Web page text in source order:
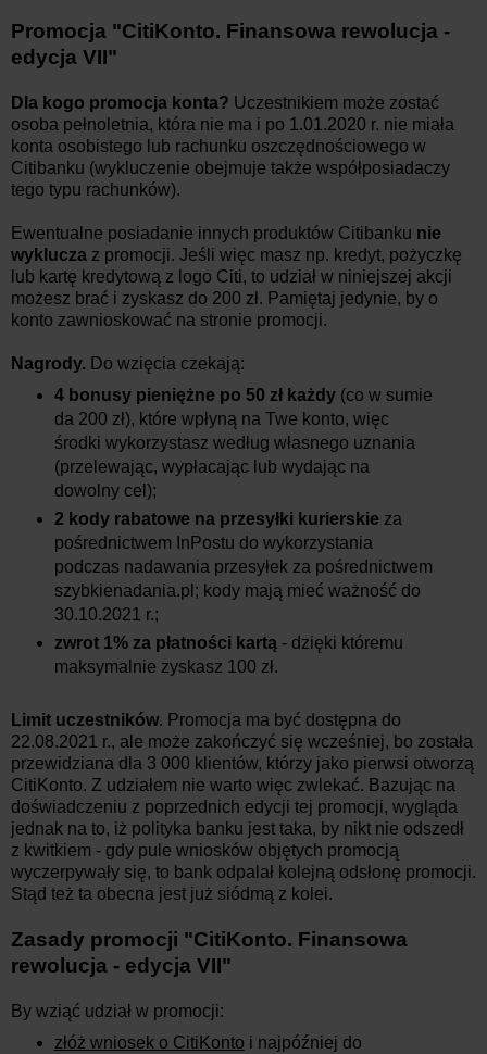
Promocja "CitiKonto. Finansowa rewolucja -
edycja VII"
Dla kogo promocja konta? Uczestnikiem może zostać
osoba pełnoletnia, która nie ma i po 1.01.2020 r. nie miała
konta osobistego lub rachunku oszczędnościowego w
Citibanku (wykluczenie obejmuje także współposiadaczy
tego typu rachunków).
Ewentualne posiadanie innych produktów Citibanku nie
wyklucza z promocji. Jeśli więc masz np. kredyt, pożyczkę
lub kartę kredytową z logo Citi, to udział w niniejszej akcji
możesz brać i zyskasz do 200 zł. Pamiętaj jedynie, by o
konto zawnioskować na stronie promocji.
Nagrody. Do wzięcia czekają:
4 bonusy pieniężne po 50 zł każdy(co w sumie
da 200 zł), które wpłyną na Twe konto, więc
środki wykorzystasz według własnego uznania
(przelewając, wypłacając lub wydając na
dowolny cel);
2 kody rabatowe na przesyłki kurierskie za
pośrednictwem InPostu do wykorzystania
podczas nadawania przesyłek za pośrednictwem
szybkienadania.pl; kody mają mieć ważność do
30.10.2021 r.;
zwrot 1% za płatności kartą - dzięki któremu
maksymalnie zyskasz 100 zł.
Limit uczestników. Promocja ma być dostępna do
22.08.2021 r., ale może zakończyć się wcześniej, bo została
przewidziana dla 3 000 klientów, którzy jako pierwsi otworzą
CitiKonto. Z udziałem nie warto więc zwlekać. Bazując na
doświadczeniu z poprzednich edycji tej promocji, wygląda
jednak na to, iż polityka banku jest taka, by nikt nie odszedł
z kwitkiem - gdy pule wniosków objętych promocją
wyczerpywały się, to bank odpalał kolejną odsłonę promocji.
Stąd też ta obecna jest już siódmą z kolei.
Zasady promocji "CitiKonto. Finansowa
rewolucja - edycja VII"
By wziąć udział w promocji:
złóż wniosek o CitiKonto i najpóźniej do